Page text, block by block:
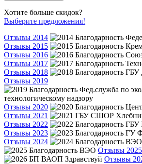
Хотите больше скидок?
Выберите предложения!
Отзывы 2014
Отзывы 2015
Отзывы 2016
Отзывы 2017
Отзывы 2018
Отзывы 2019
Отзывы 2020
Отзывы 2021
Отзывы 2022
Отзывы 2023
Отзывы 2024
Отзывы 2025
Отзывы